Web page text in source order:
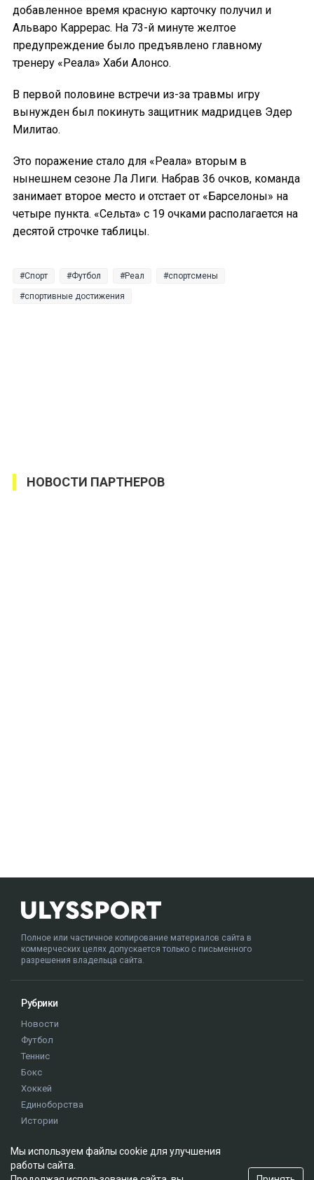
добавленное время красную карточку получил и
Альваро Каррерас. На 73-й минуте желтое
предупреждение было предъявлено главному
тренеру «Реала» Хаби Алонсо.
В первой половине встречи из-за травмы игру
вынужден был покинуть защитник мадридцев Эдер
Милитао.
Это поражение стало для «Реала» вторым в
нынешнем сезоне Ла Лиги. Набрав 36 очков, команда
занимает второе место и отстает от «Барселоны» на
четыре пункта. «Сельта» с 19 очками располагается на
десятой строчке таблицы.
Спорт Футбол Реал спортсмены
спортивные достижения
НОВОСТИ ПАРТНЕРОВ
Полное или частичное копирование материалов сайта в
коммерческих целях допускается только с письменного
разрешения владельца сайта.
Рубрики
Новости
Футбол
Теннис
Бокс
Хоккей
Единоборства
Истории
Редакция
Мы используем файлы cookie для улучшения
работы сайта.